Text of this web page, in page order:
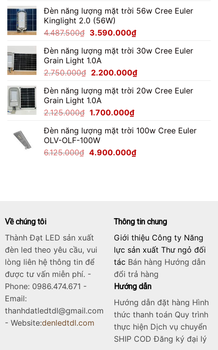
là:
7.062.500₫.
tại
5.650.000₫.
Đèn năng lượng mặt trời 56w Cree Euler
Kinglight 2.0 (56W)
4.487.500₫ Giá
là:
4.487.500₫.
3.590.000₫Giá
tại
3.590.000₫.
Đèn năng lượng mặt trời 30w Cree Euler
Grain Light 1.0A
2.750.000₫ Giá
là:
2.750.000₫.
2.200.000₫Giá
tại
Đèn năng lượng mặt trời 20w Cree Euler
Grain Light 1.0A
2.125.000₫ Giá
là:
2.125.000₫.
1.700.000₫Giá
tại
1.700.000₫.
Đèn năng lượng mặt trời 100w Cree Euler
OLV-OLF-100W
6.125.000₫ Giá
4.900.000₫Giá
Về chúng tôi
Thành Đạt LED sản xuất
đèn led theo yêu cầu, vui
lòng liên hệ thông tin để
được tư vấn miễn phí. -
Phone: 0986.474.671 -
Email:
thanhdatledtdl@gmail.com
- Website:denledtdl.com
Thông tin chung
Giới thiệu Công ty Năng
lực sản xuất Thư ngỏ đối
tác Bán hàng Hướng dẫn
đổi trả hàng
Hướng dẫn
Hướng dẫn đặt hàng Hình
thức thanh toán Quy trình
thực hiện Dịch vụ chuyển
SHIP COD Đăng ký đại lý